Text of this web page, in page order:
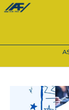
Pasar